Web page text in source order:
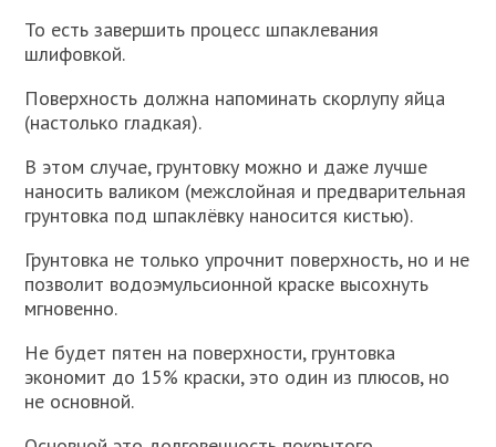
То есть завершить процесс шпаклевания
шлифовкой.
Поверхность должна напоминать скорлупу яйца
(настолько гладкая).
В этом случае, грунтовку можно и даже лучше
наносить валиком (межслойная и предварительная
грунтовка под шпаклёвку наносится кистью).
Грунтовка не только упрочнит поверхность, но и не
позволит водоэмульсионной краске высохнуть
мгновенно.
Не будет пятен на поверхности, грунтовка
экономит до 15% краски, это один из плюсов, но
не основной.